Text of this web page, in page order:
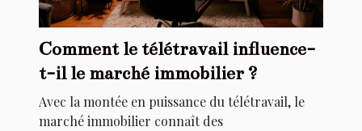
Comment le télétravail influence-
t-il le marché immobilier ?
Avec la montée en puissance du télétravail, le
marché immobilier connaît des